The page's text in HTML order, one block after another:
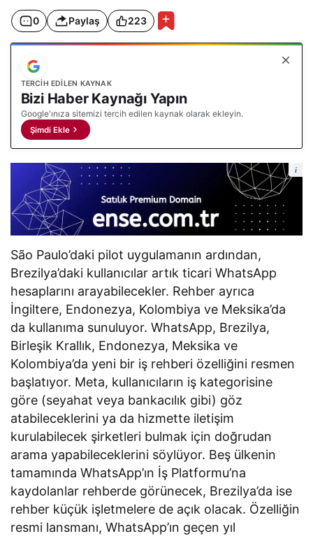
0 Paylaş 223
TERCIH EDILEN KAYNAK
Bizi Haber Kaynağı Yapın
Google'ınıza sitemizi tercih edilen kaynak olarak ekleyin.
Şimdi Ekle
i
São Paulo’daki pilot uygulamanın ardından,
Brezilya’daki kullanıcılar artık ticari WhatsApp
hesaplarını arayabilecekler. Rehber ayrıca
İngiltere, Endonezya, Kolombiya ve Meksika’da
da kullanıma sunuluyor. WhatsApp, Brezilya,
Birleşik Krallık, Endonezya, Meksika ve
Kolombiya’da yeni bir iş rehberi özelliğini resmen
başlatıyor. Meta, kullanıcıların iş kategorisine
göre (seyahat veya bankacılık gibi) göz
atabileceklerini ya da hizmette iletişim
kurulabilecek şirketleri bulmak için doğrudan
arama yapabileceklerini söylüyor. Beş ülkenin
tamamında WhatsApp’ın İş Platformu’na
kaydolanlar rehberde görünecek, Brezilya’da ise
rehber küçük işletmelere de açık olacak. Özelliğin
resmi lansmanı, WhatsApp’ın geçen yıl